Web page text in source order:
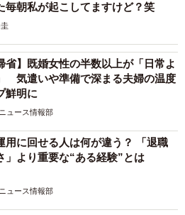
朝私が起こしてますけど？笑
省】既婚女性の半数以上が「日常よ
気遣いや準備で深まる夫婦の温度
鮮明に
ュース情報部
用に回せる人は何が違う？ 「退職
」より重要な“ある経験”とは
ュース情報部